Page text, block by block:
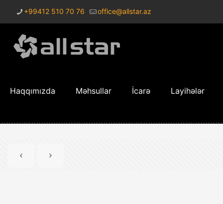
+99412 510 70 76 office@allstar.az
Haqqımızda Məhsullar İcarə Layihələr